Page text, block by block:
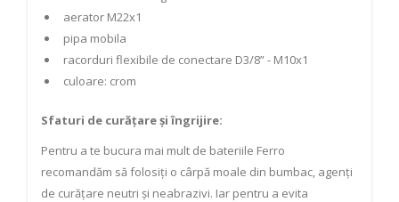
aerator M22x1
pipa mobila
racorduri flexibile de conectare D3/8” - M10x1
culoare: crom
Sfaturi de curățare și îngrijire:
Pentru a te bucura mai mult de bateriile Ferro
recomandăm să folosiți o cârpă moale din bumbac, agenți
de curățare neutri și neabrazivi. Iar pentru a evita